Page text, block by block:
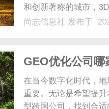
和创新著称的城市，
将深入探讨义乌本地
尚志信息社 发布于
GEO优化公司
在当今数字化时代，
重要。无论是希望提
型跨国公司，找到合